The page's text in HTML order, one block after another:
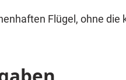
Flügel, ohne
ohne Verziehrung.